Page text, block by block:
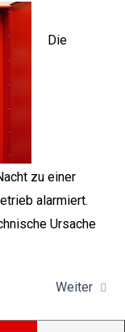
Die
zu einer
alarmiert.
Ursache
Weiter